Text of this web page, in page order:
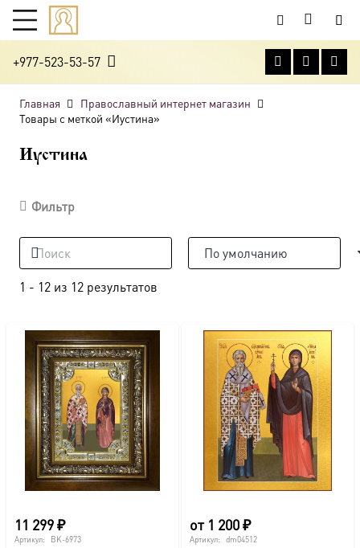
+977-523-53-57
Главная
Православный интернет магазин
Товары с меткой «Иустина»
Иустина
Фильтр
1 - 12 из 12 результатов
11 299₽
Артикул: BK-6973
от 1 200₽
Артикул: dm04512